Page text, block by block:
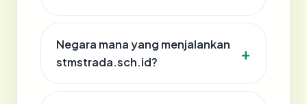
Negara mana yang menjalankan
stmstrada.sch.id?